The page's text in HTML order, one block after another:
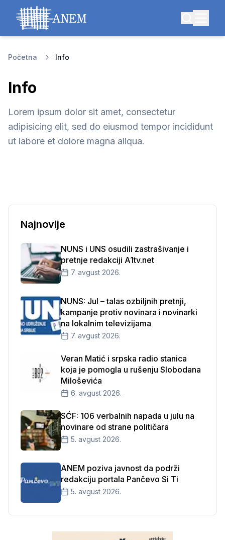
Početna Info
Info
Lorem ipsum dolor sit amet, consectetur
adipisicing elit, sed do eiusmod tempor incididunt
ut labore et dolore magna aliqua.
Najnovije
NUNS i UNS osudili zastrašivanje i
pretnje redakciji A1tv.net
7. avgust 2026.
NUNS: Jul – talas ozbiljnih pretnji,
kampanje protiv novinara i novinarki
na lokalnim televizijama
7. avgust 2026.
Veran Matić i srpska radio stanica
koja je pomogla u rušenju Slobodana
Miloševića
6. avgust 2026.
SĆF: 106 verbalnih napada u julu na
novinare od strane političara
5. avgust 2026.
ANEM poziva javnost da podrži
redakciju portala Pančevo Si Ti
5. avgust 2026.